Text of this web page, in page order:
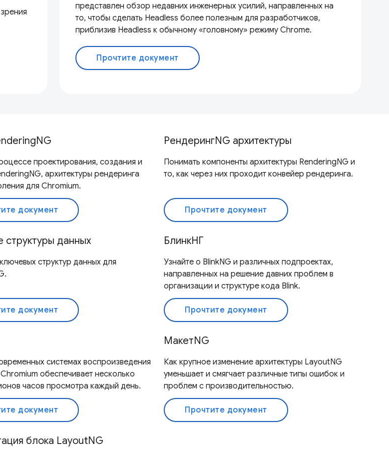
представлен обзор недавних инженерных усилий, направленных на
то, чтобы сделать Headless более полезным для разработчиков,
приблизив Headless к обычному «головному» режиму Chrome.
Прочтите документ
проектирования, создания и
архитектуры рендеринга
для Chromium.
документ
РендерингNG архитектуры
Понимать компоненты архитектуры RenderingNG и
то, как через них проходит конвейер рендеринга.
Прочтите документ
структуры данных
структур данных для
документ
БлинкНГ
Узнайте о BlinkNG и различных подпроектах,
направленных на решение давних проблем в
организации и структуре кода Blink.
Прочтите документ
системах воспроизведения
обеспечивает несколько
часов просмотра каждый день.
документ
МакетNG
Как крупное изменение архитектуры LayoutNG
уменьшает и смягчает различные типы ошибок и
проблем с производительностью.
Прочтите документ
блока LayoutNG